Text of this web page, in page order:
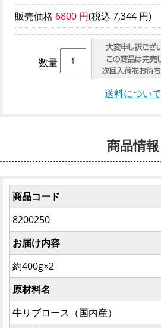
販売価格 6800 円(税込 7,344 円)
数量
送料について
商品情報
商品コード
8200250
お届け内容
約400g×2
原材料名
牛リブロース（国内産）